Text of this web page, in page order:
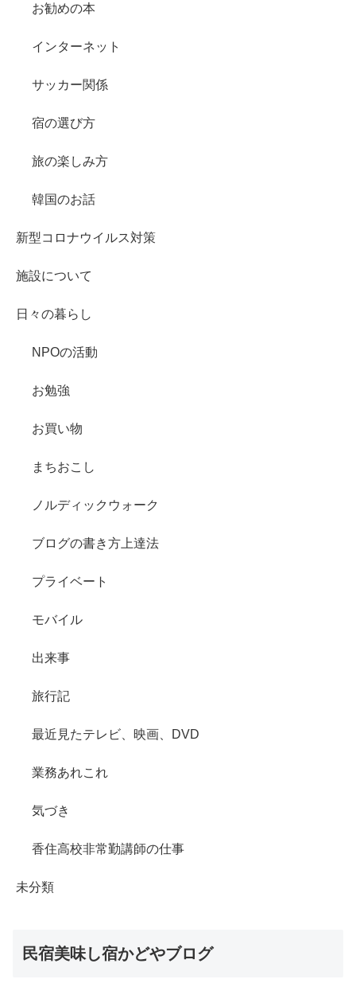
お勧めの本
インターネット
サッカー関係
宿の選び方
旅の楽しみ方
韓国のお話
新型コロナウイルス対策
施設について
日々の暮らし
NPOの活動
お勉強
お買い物
まちおこし
ノルディックウォーク
ブログの書き方上達法
プライベート
モバイル
出来事
旅行記
最近見たテレビ、映画、DVD
業務あれこれ
気づき
香住高校非常勤講師の仕事
未分類
民宿美味し宿かどやブログ